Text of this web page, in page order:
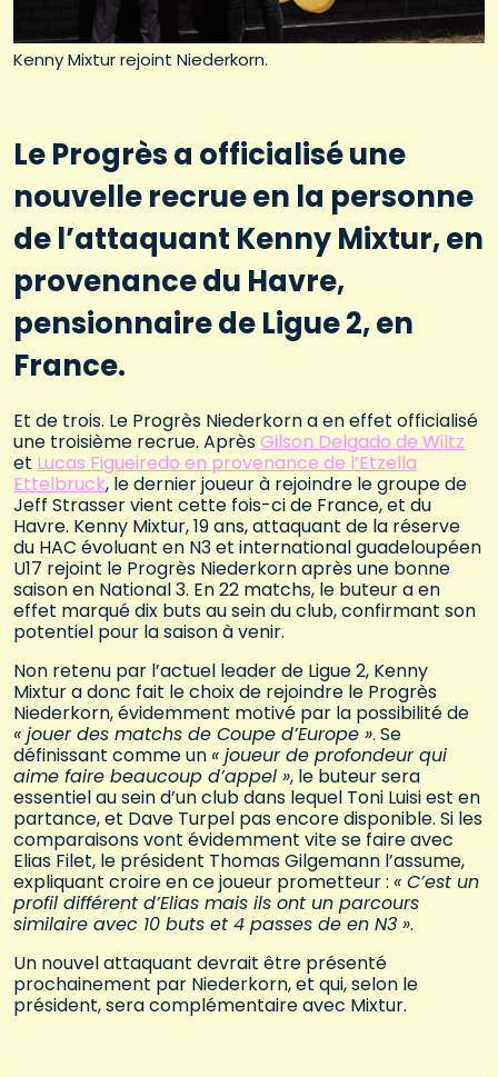
Kenny Mixtur rejoint Niederkorn.
Le Progrès a officialisé une
nouvelle recrue en la personne
de l’attaquant Kenny Mixtur, en
provenance du Havre,
pensionnaire de Ligue 2, en
France.
Et de trois. Le Progrès Niederkorn a en effet officialisé
une troisième recrue. AprèsGilson Delgado de Wiltz
et Lucas Figueiredo en provenance de l’Etzella
Ettelbruck, le dernier joueur à rejoindre le groupe de
Jeff Strasser vient cette fois-ci de France, et du
Havre. Kenny Mixtur, 19 ans, attaquant de la réserve
du HAC évoluant en N3 et international guadeloupéen
U17 rejoint le Progrès Niederkorn après une bonne
saison en National 3. En 22 matchs, le buteur a en
effet marqué dix buts au sein du club, confirmant son
potentiel pour la saison à venir.
Non retenu par l’actuel leader de Ligue 2, Kenny
Mixtur a donc fait le choix de rejoindre le Progrès
Niederkorn, évidemment motivé par la possibilité de
« jouer des matchs de Coupe d’Europe ». Se
définissant comme un« joueur de profondeur qui
aime faire beaucoup d’appel », le buteur sera
essentiel au sein d’un club dans lequel Toni Luisi est en
partance, et Dave Turpel pas encore disponible. Si les
comparaisons vont évidemment vite se faire avec
Elias Filet, le président Thomas Gilgemann l’assume,
expliquant croire en ce joueur prometteur : « C’est un
profil différent d’Elias mais ils ont un parcours
similaire avec 10 buts et 4 passes de en N3 ».
Un nouvel attaquant devrait être présenté
prochainement par Niederkorn, et qui, selon le
président, sera complémentaire avec Mixtur.